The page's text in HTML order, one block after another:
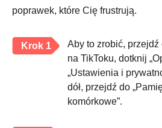
poprawek, które Cię frustrują.
Krok 1
Aby to zrobić, przejdź
na TikToku, dotknij
„Ustawienia i
dół, przejdź do
komórkowe”.